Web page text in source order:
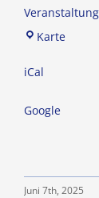
KarteTSV
iCal
Google
Juni 7th, 2025